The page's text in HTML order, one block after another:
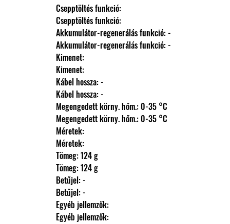
                Csepptöltés funkció:
                Csepptöltés funkció:
                Akkumulátor-regenerálás funkció: -
                Akkumulátor-regenerálás funkció: -
                Kimenet:
                Kimenet:
                Kábel hossza: -
                Kábel hossza: -
                Megengedett körny. hőm.: 0-35 °C
                Megengedett körny. hőm.: 0-35 °C
                Méretek:
                Méretek:
                Tömeg: 124 g
                Tömeg: 124 g
                Betűjel: -
                Betűjel: -
                Egyéb jellemzők:
                Egyéb jellemzők: